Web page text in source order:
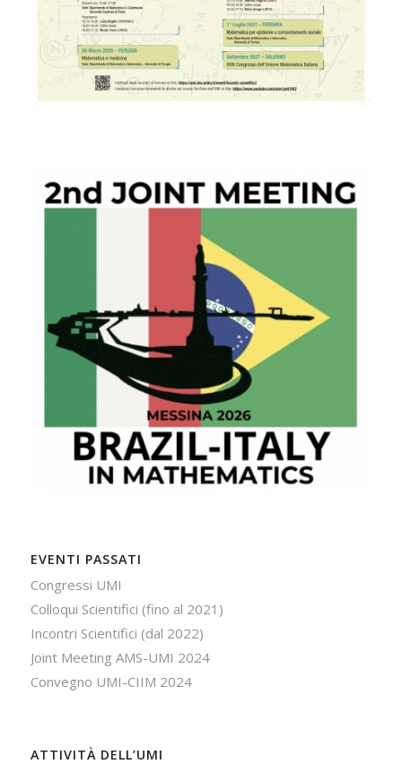
EVENTI PASSATI
Congressi UMI
Colloqui Scientifici (fino al 2021)
Incontri Scientifici (dal 2022)
Joint Meeting AMS-UMI 2024
Convegno UMI-CIIM 2024
ATTIVITÀ DELL’UMI